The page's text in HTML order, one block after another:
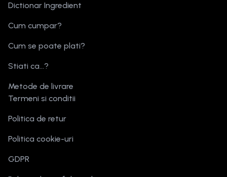
Dictionar Ingredient
Cum cumpar?
Cum se poate plati?
Stiati ca...?
Metode de livrare
Termeni si conditii
Politica de retur
Politica cookie-uri
GDPR